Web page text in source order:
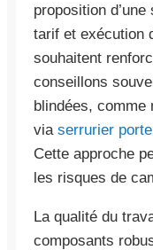
proposition
tarif et exécution
souhaitent
conseillons
blindées, comme
via serrurier
Cette approche
les risques de
La qualité du
composants